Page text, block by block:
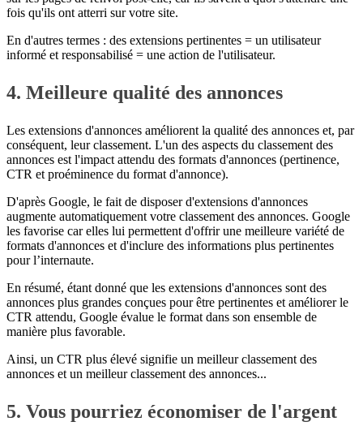
fois qu'ils ont atterri sur votre site.
En d'autres termes : des extensions pertinentes = un utilisateur
informé et responsabilisé = une action de l'utilisateur.
4. Meilleure qualité des annonces
Les extensions d'annonces améliorent la qualité des annonces et, par
conséquent, leur classement. L'un des aspects du classement des
annonces est l'impact attendu des formats d'annonces (pertinence,
CTR et proéminence du format d'annonce).
D'après Google, le fait de disposer d'extensions d'annonces
augmente automatiquement votre classement des annonces. Google
les favorise car elles lui permettent d'offrir une meilleure variété de
formats d'annonces et d'inclure des informations plus pertinentes
pour l’internaute.
En résumé, étant donné que les extensions d'annonces sont des
annonces plus grandes conçues pour être pertinentes et améliorer le
CTR attendu, Google évalue le format dans son ensemble de
manière plus favorable.
Ainsi, un CTR plus élevé signifie un meilleur classement des
annonces et un meilleur classement des annonces...
5. Vous pourriez économiser de l'argent